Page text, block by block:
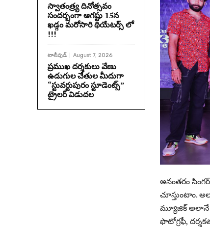
స్వాతంత్ర్య దినోత్సవం
సందర్బంగా ఆగష్టు 15న
ఖడ్గం మరోసారి థియేటర్స్ లో
!!!
టాలీవుడ్ August 7, 2026
ప్రముఖ దర్శకులు వేణు
ఉడుగుల చేతుల మీదుగా
“స్టువర్టుపురం స్టూడెంట్స్”
ట్రైలర్ విడుదల
అనంతరం
చూస్తుంటాం.
మ్యూజిక్ అలానే
ఫొటోగ్రఫీ,